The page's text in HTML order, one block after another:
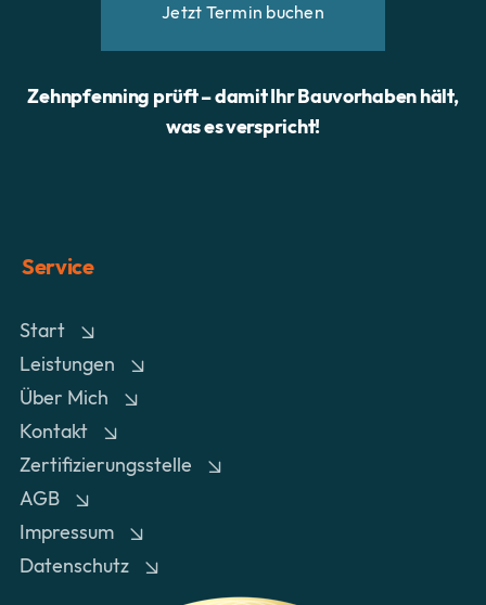
Jetzt Termin buchen
Zehnpfenning prüft – damit Ihr Bauvorhaben hält,
was es verspricht!
Service
Start
Leistungen
Über Mich
Kontakt
Zertifizierungsstelle
AGB
Impressum
Datenschutz